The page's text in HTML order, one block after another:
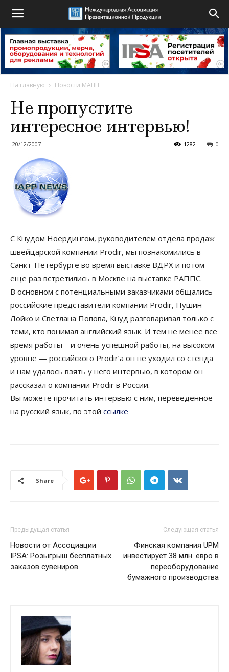
На главную Новости МАПП
Не пропустите
интересное интервью!
20/12/2007 0
1282
С Кнудом Ноердингом, руководителем отдела продаж
швейцарской компании Prodir, мы познакомились в
Санкт-Петербурге во время выставке ВДРХ и потом
еще раз встретились в Москве на выставке РАППС.
В основном с потенциальными заказчиками общались
российские представители компании Prodir, Нушин
Лойко и Светлана Попова, Кнуд разговаривал только с
теми, кто понимал английский язык. И тем не менее все
время работы – и очень успешной работы, на высоком
уровне — российского Prodir’а он не уходил со стенда
и нам удалось взять у него интервью, в котором он
рассказал о компании Prodir в России.
Вы можете прочитать интервью с ним, переведенное
на русский язык, по этой ссылке
Share
Предыдущая статья
Новости от Ассоциации
IPSA: Розыгрыш бесплатных
заказов сувениров
Следующая статья
Финская компания UPM
инвестирует 38 млн. евро в
переоборудование
бумажного производства